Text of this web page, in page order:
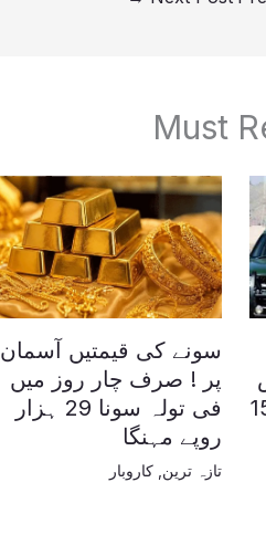
Must
میں 15
سونے کی قیمتیں آسمان
پر ! صرف چار روز میں
فی تولہ سونا 29 ہزار
روپے مہنگا
تازہ ترین ,کاروبار